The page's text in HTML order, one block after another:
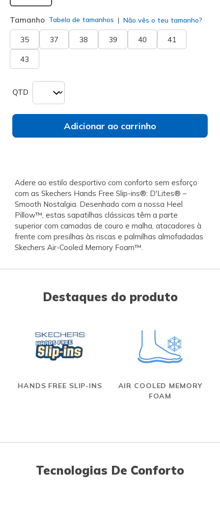
Tamanho Tabela de tamanhos Não vês o teu tamanho?
35 37 38 39 40 41
43
QTD
Adicionar ao carrinho
Adere ao estilo desportivo com conforto sem esforço
com as Skechers Hands Free Slip-ins®: D'Lites® –
Smooth Nostalgia. Desenhado com a nossa Heel
Pillow™, estas sapatilhas clássicas têm a parte
superior com camadas de couro e malha, atacadores à
frente com presilhas às riscas e palmilhas almofadadas
Skechers Air-Cooled Memory Foam™.
Destaques do produto
HANDS FREE SLIP-INS
AIR COOLED MEMORY
FOAM
Tecnologias De Conforto